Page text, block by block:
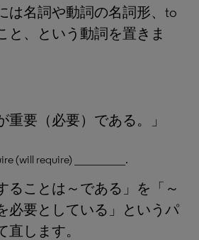
は名詞や動詞の名詞形、to
と、という動詞を置きま
要（必要）である。」
(will require) _________.
ることは～である」を「～
必要としている」というパ
直します。